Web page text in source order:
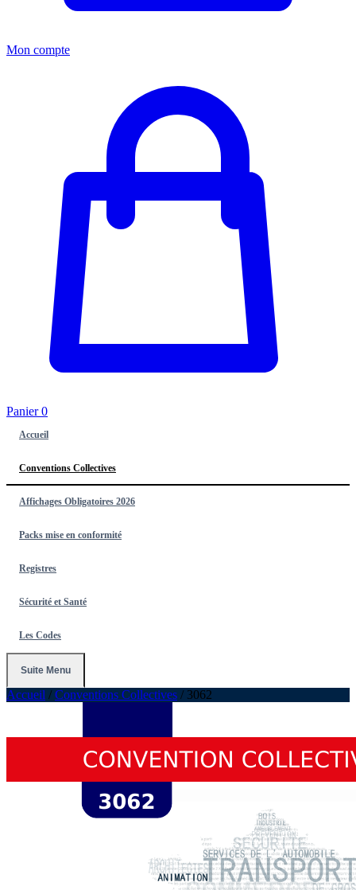
Mon compte
Panier0
Accueil
Conventions Collectives
Affichages Obligatoires 2026
Packs mise en conformité
Registres
Sécurité et Santé
Les Codes
Suite Menu
Accueil / Conventions Collectives / 3062